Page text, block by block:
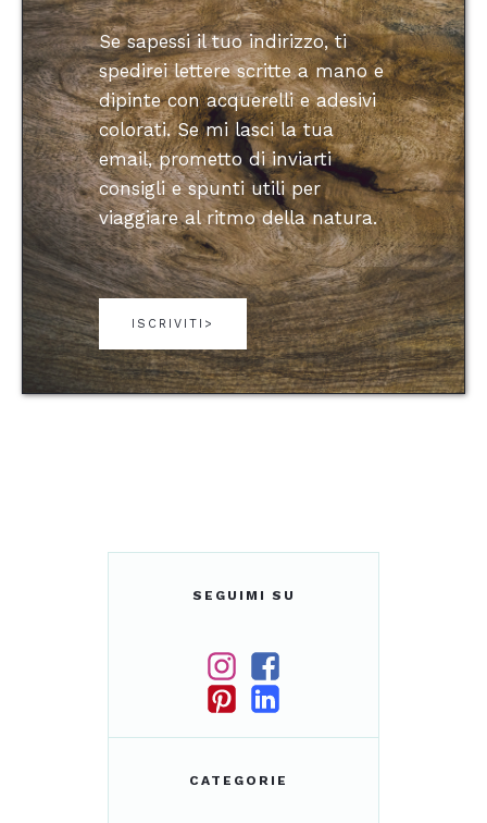
Se sapessi il tuo indirizzo, ti
spedirei lettere scritte a mano e
dipinte con acquerelli e adesivi
colorati. Se mi lasci la tua
email, prometto di inviarti
consigli e spunti utili per
viaggiare al ritmo della natura.
ISCRIVITI>
SEGUIMI SU
CATEGORIE